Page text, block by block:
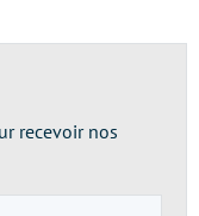
recevoir nos